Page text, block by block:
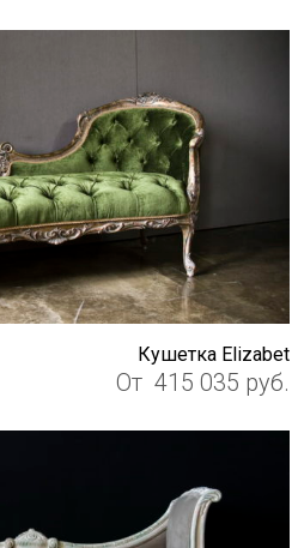
Кушетка Elizabet
От 415 035 руб.